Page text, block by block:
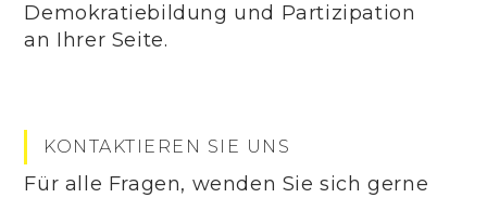
Demokratiebildung und Partizipation
an Ihrer Seite.
KONTAKTIEREN SIE UNS
Für alle Fragen, wenden Sie sich gerne